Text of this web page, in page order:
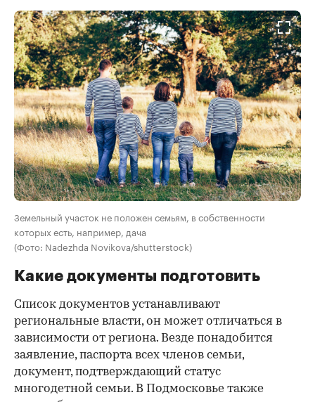
Земельный участок не положен семьям, в собственности
которых есть, например, дача
(Фото: Nadezhda Novikova/shutterstock)
Какие документы подготовить
Список документов устанавливают
региональные власти, он может отличаться в
зависимости от региона. Везде понадобится
заявление, паспорта всех членов семьи,
документ, подтверждающий статус
многодетной семьи. В Подмосковье также